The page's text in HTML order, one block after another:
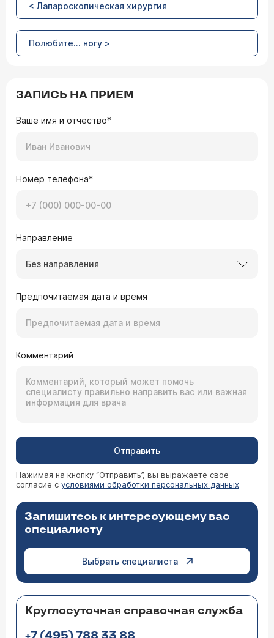
< Лапароскопическая хирургия
Полюбите... ногу >
ЗАПИСЬ НА ПРИЕМ
Ваше имя и отчество*
Номер телефона*
Направление
Без направления
Предпочитаемая дата и время
Комментарий
Отправить
Нажимая на кнопку “Отправить”, вы выражаете свое
согласие с условиями обработки персональных данных
Запишитесь к интересующему вас
специалисту
Выбрать специалиста
Круглосуточная справочная служба